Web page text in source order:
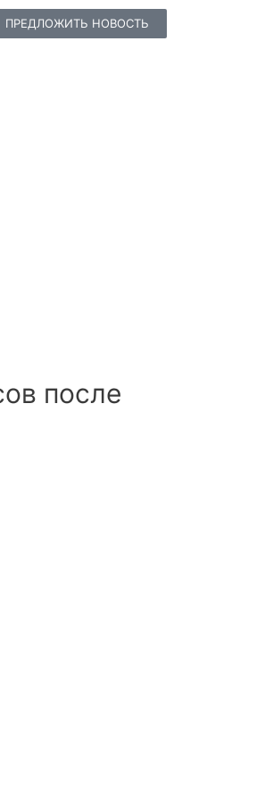
ПРЕДЛОЖИТЬ НОВОСТЬ
после